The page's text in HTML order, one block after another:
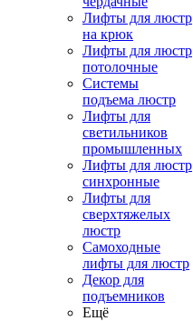
Лифты для люстр
на крюк
Лифты для люстр
потолочные
Системы
подъема люстр
Лифты для
светильников
промышленных
Лифты для люстр
синхронные
Лифты для
сверхтяжелых
люстр
Самоходные
лифты для люстр
Декор для
подъемников
Ещё